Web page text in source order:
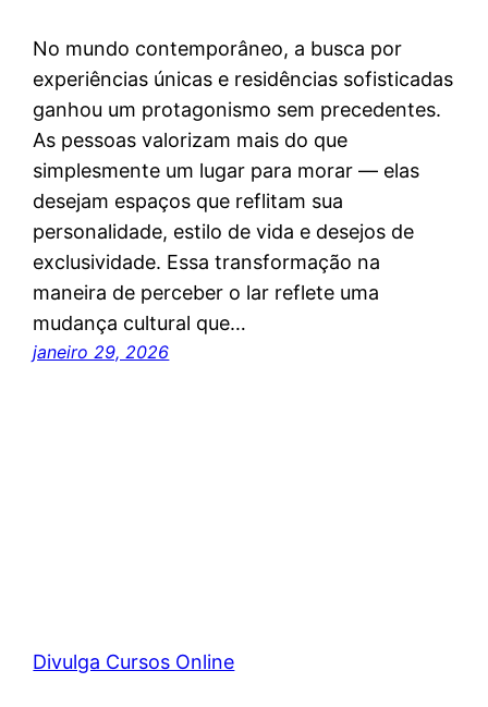
No mundo contemporâneo, a busca por
experiências únicas e residências sofisticadas
ganhou um protagonismo sem precedentes.
As pessoas valorizam mais do que
simplesmente um lugar para morar — elas
desejam espaços que reflitam sua
personalidade, estilo de vida e desejos de
exclusividade. Essa transformação na
maneira de perceber o lar reflete uma
mudança cultural que…
janeiro 29, 2026
Divulga Cursos Online